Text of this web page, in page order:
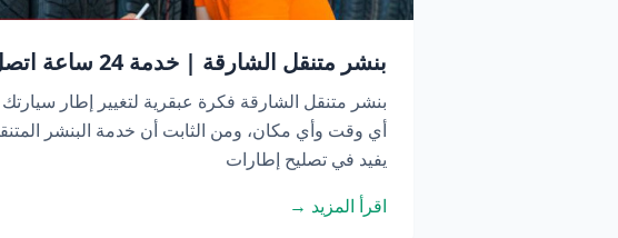
بنشر متنقل الشارقة | خدمة 24 ساعة اتصل الآن
بنشر متنقل الشارقة فكرة عبقرية لتغيير إطار
أي وقت وأي مكان، ومن الثابت أن خدمة البنشر
يفيد في تصليح إطارات
اقرأ المزيد →